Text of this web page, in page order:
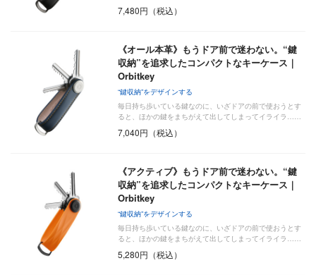
7,480円（税込）
《オール本革》もうドア前で迷わない。“鍵
収納”を追求したコンパクトなキーケース｜
Orbitkey
“鍵収納”をデザインする
毎日持ち歩いている鍵なのに、いざドアの前で使おうとす
ると、ほかの鍵をまちがえて出してしまってイライラ……
7,040円（税込）
《アクティブ》もうドア前で迷わない。“鍵
収納”を追求したコンパクトなキーケース｜
Orbitkey
“鍵収納”をデザインする
毎日持ち歩いている鍵なのに、いざドアの前で使おうとす
ると、ほかの鍵をまちがえて出してしまってイライラ……
5,280円（税込）